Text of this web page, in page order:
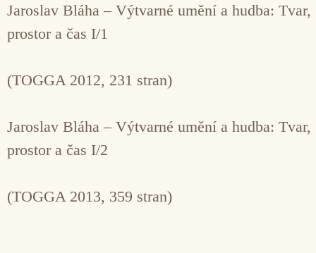
Jaroslav Bláha – Výtvarné umění a hudba: Tvar,
prostor a čas I/1
(TOGGA 2012, 231 stran)
Jaroslav Bláha – Výtvarné umění a hudba: Tvar,
prostor a čas I/2
(TOGGA 2013, 359 stran)